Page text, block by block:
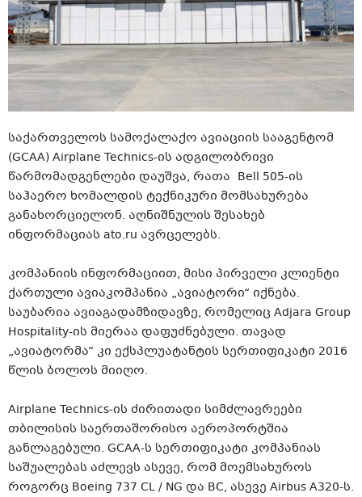
საქართველოს სამოქალაქო ავიაციის სააგენტომ
(GCAA) Airplane Technics-ის ადგილობრივი
წარმომადგენლები დაუშვა, რათა Bell 505-ის
საჰაერო ხომალდის ტექნიკური მომსახურება
განახორციელონ. აღნიშნულის შესახებ
ინფორმაციას ato.ru ავრცელებს.
კომპანიის ინფორმაციით, მისი პირველი კლიენტი
ქართული ავიაკომპანია „ავიატორი“ იქნება.
საუბარია ავიაგადამზიდავზე, რომელიც Adjara Group
Hospitality-ის მიერაა დაფუძნებული. თავად
„ავიატორმა“ კი ექსპლუატანტის სერთიფიკატი 2016
წლის ბოლოს მიიღო.
Airplane Technics-ის ძირითადი სიმძლავრეები
თბილისის საერთაშორისო აეროპორტშია
განლაგებული. GCAA-ს სერთიფიკატი კომპანიას
საშუალებას აძლევს ასევე, რომ მოემსახუროს
როგორც Boeing 737 CL / NG და ВС, ასევე Airbus A320-ს.